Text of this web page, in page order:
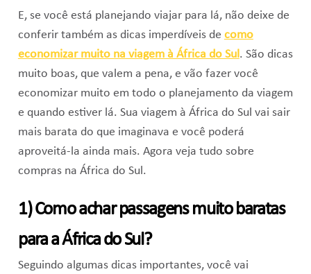
E, se você está planejando viajar para lá, não deixe de
conferir também as dicas imperdíveis de como
economizar muito na viagem à África do Sul. São dicas
muito boas, que valem a pena, e vão fazer você
economizar muito em todo o planejamento da viagem
e quando estiver lá. Sua viagem à África do Sul vai sair
mais barata do que imaginava e você poderá
aproveitá-la ainda mais. Agora veja tudo sobre
compras na África do Sul.
1) Como achar passagens muito baratas
para a África do Sul?
Seguindo algumas dicas importantes, você vai